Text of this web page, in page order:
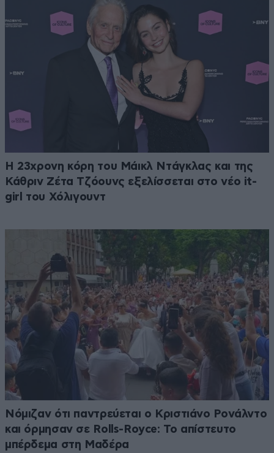
Η 23χρονη κόρη τoυ Μάικλ Ντάγκλας και της
Κάθριν Ζέτα Τζόουνς εξελίσσεται στο νέο it-
girl του Χόλιγουντ
Νόμιζαν ότι παντρεύεται ο Κριστιάνο Ρονάλντο
και όρμησαν σε Rolls-Royce: Το απίστευτο
μπέρδεμα στη Μαδέρα